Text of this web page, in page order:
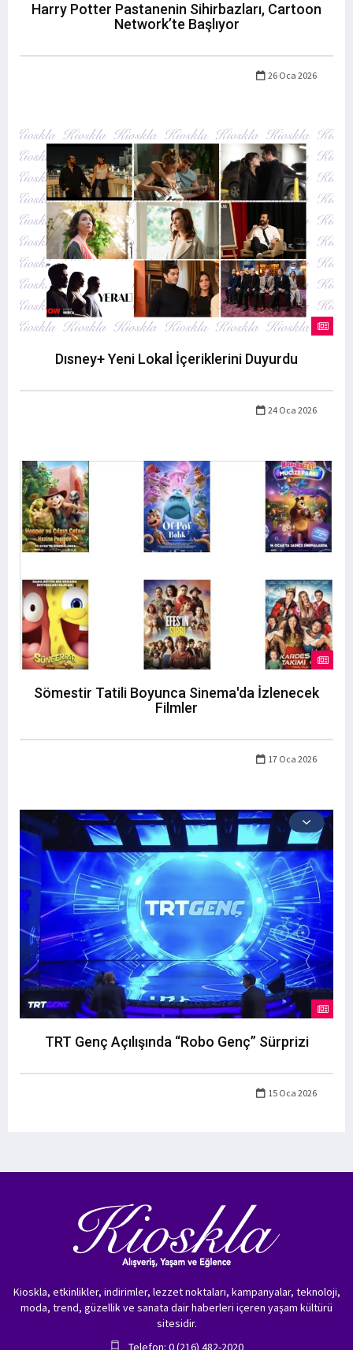
Harry Potter Pastanenin Sihirbazları, Cartoon
Network’te Başlıyor
26 Oca 2026
Dısney+ Yeni Lokal İçeriklerini Duyurdu
24 Oca 2026
Sömestir Tatili Boyunca Sinema'da İzlenecek
Filmler
17 Oca 2026
TRT Genç Açılışında “Robo Genç” Sürprizi
15 Oca 2026
Kioskla, etkinlikler, indirimler, lezzet noktaları, kampanyalar, teknoloji,
moda, trend, güzellik ve sanata dair haberleri içeren yaşam kültürü
sitesidir.
Telefon: 0 (216) 482-2020